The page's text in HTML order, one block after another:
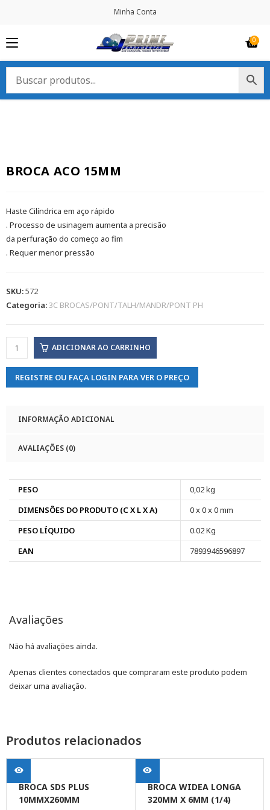
Minha Conta
BROCA ACO 15MM
Haste Cilíndrica em aço rápido
. Processo de usinagem aumenta a precisão
da perfuração do começo ao fim
. Requer menor pressão
SKU:572
Categoria:3C BROCAS/PONT/TALH/MANDR/PONT PH
ADICIONAR AO CARRINHO
REGISTRE OU FAÇA LOGIN PARA VER O PREÇO
INFORMAÇÃO ADICIONAL
AVALIAÇÕES (0)
PESO
0,02 kg
DIMENSÕES DO PRODUTO (C X L X A)
0 x 0 x 0 mm
PESO LÍQUIDO
0.02 Kg
EAN
7893946596897
Avaliações
Não há avaliações ainda.
Apenas clientes conectados que compraram este produto podem
deixar uma avaliação.
Produtos relacionados
BROCA SDS PLUS
10MMX260MM
BROCA WIDEA LONGA
320MM X 6MM (1/4)